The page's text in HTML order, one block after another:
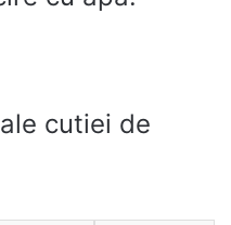
cutiei de